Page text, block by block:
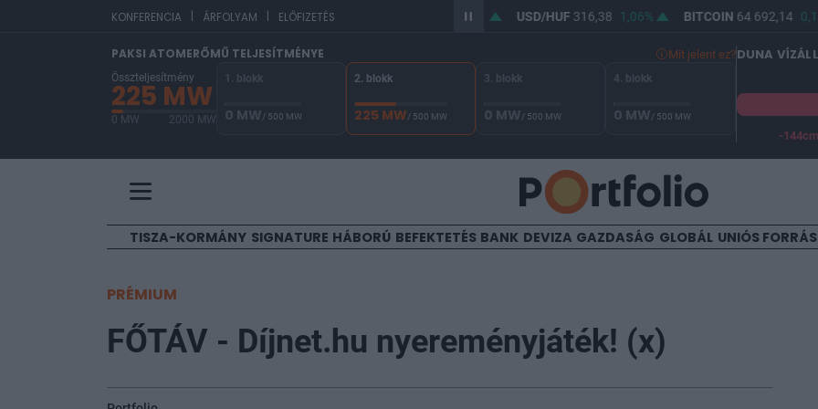
KONFERENCIA | ÁRFOLYAM | ELŐFIZETÉSEUR/HUF USD/HUF316,38 1,06% BITCOIN 64 692,14 0,14%
PAKSI ATOMERŐMŰ TELJESÍTMÉNYE Mit jelent ez?
Összteljesítmény
225 MW
0 MW 2000 MW
1. blokk
0 MW/ 500 MW
2. blokk
225 MW/ 500 MW
3. blokk
0 MW/ 500 MW
4. blokk
0 MW/ 500 MW
DUNA
-144cm
TISZA-KORMÁNY SIGNATURE HÁBORÚ BEFEKTETÉS BANK DEVIZA GAZDASÁG GLOBÁL UNIÓS
PRÉMIUM
FŐTÁV - Díjnet.hu nyereményjáték! (x)